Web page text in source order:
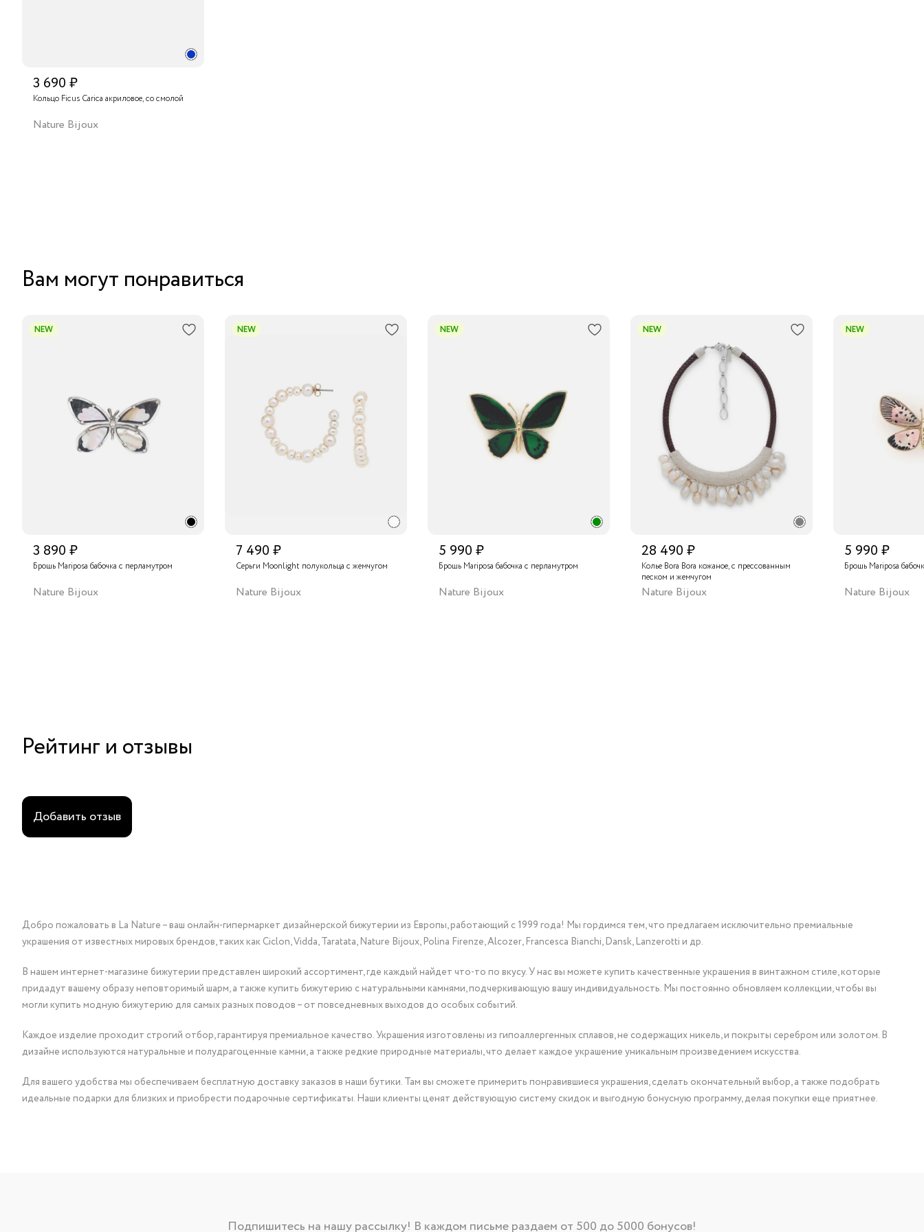
3 690 ₽
Кольцо Ficus Carica акриловое, со смолой
Nature Bijoux
Вам могут понравиться
NEW
3 890 ₽
Брошь Mariposa бабочка с перламутром
Nature Bijoux
NEW
7 490 ₽
Серьги Moonlight полукольца с жемчугом
Nature Bijoux
NEW
5 990 ₽
Брошь Mariposa бабочка с перламутром
Nature Bijoux
NEW
28 490 ₽
Колье Bora Bora кожаное, с прессованным
песком и жемчугом
Nature Bijoux
NEW
5 990 ₽
Брошь Mariposa
Nature Bijoux
Рейтинг и отзывы
Добавить отзыв
Добро пожаловать в La Nature – ваш онлайн-гипермаркет дизайнерской бижутерии из Европы, работающий с 1999 года! Мы гордимся тем, что предлагаем исключительно премиальные
украшения от известных мировых брендов, таких как Ciclon, Vidda, Taratata, Nature Bijoux, Polina Firenze, Alcozer, Francesca Bianchi, Dansk, Lanzerotti и др.
В нашем интернет-магазине бижутерии представлен широкий ассортимент, где каждый найдет что-то по вкусу. У нас вы можете купить качественные украшения в винтажном стиле, которые
придадут вашему образу неповторимый шарм, а также купить бижутерию с натуральными камнями, подчеркивающую вашу индивидуальность. Мы постоянно обновляем коллекции, чтобы вы
могли купить модную бижутерию для самых разных поводов – от повседневных выходов до особых событий.
Каждое изделие проходит строгий отбор, гарантируя премиальное качество. Украшения изготовлены из гипоаллергенных сплавов, не содержащих никель, и покрыты серебром или золотом. В
дизайне используются натуральные и полудрагоценные камни, а также редкие природные материалы, что делает каждое украшение уникальным произведением искусства.
Для вашего удобства мы обеспечиваем бесплатную доставку заказов в наши бутики. Там вы сможете примерить понравившиеся украшения, сделать окончательный выбор, а также подобрать
идеальные подарки для близких и приобрести подарочные сертификаты. Наши клиенты ценят действующую систему скидок и выгодную бонусную программу, делая покупки еще приятнее.
Подпишитесь на нашу рассылку! В каждом письме раздаем от 500 до 5000 бонусов!